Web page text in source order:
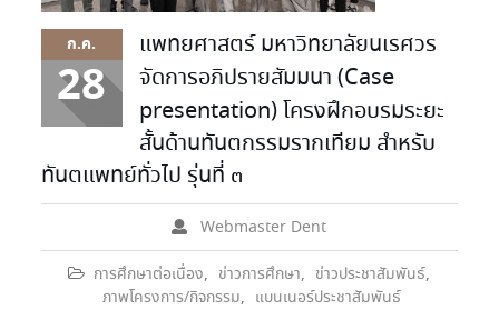
ก.ค.
28
แพทยศาสตร์ มหาวิทยาลัยนเรศวร
จัดการอภิปรายสัมมนา (Case
presentation) โครงฝึกอบรมระยะ
สั้นด้านทันตกรรมรากเทียม สำหรับ
ทันตแพทย์ทั่วไป รุ่นที่ ๓
Webmaster Dent
การศึกษาต่อเนื่อง, ข่าวการศึกษา, ข่าวประชาสัมพันธ์,
ภาพโครงการ/กิจกรรม, แบนเนอร์ประชาสัมพันธ์